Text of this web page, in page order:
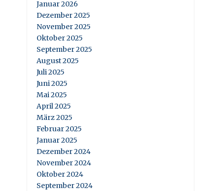
Januar 2026
Dezember 2025
November 2025
Oktober 2025
September 2025
August 2025
Juli 2025
Juni 2025
Mai 2025
April 2025
März 2025
Februar 2025
Januar 2025
Dezember 2024
November 2024
Oktober 2024
September 2024